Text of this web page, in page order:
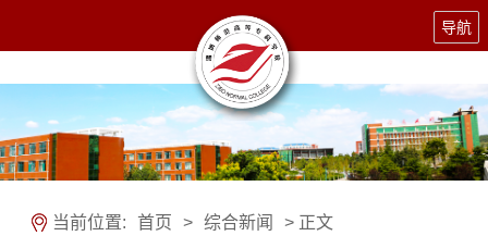
导航
当前位置: 首页 > 综合新闻 > 正文